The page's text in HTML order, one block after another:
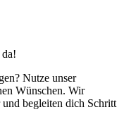
Nutze unser
Wünschen. Wir
begleiten dich Schritt